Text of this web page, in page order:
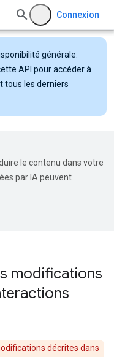
Connexion
générale.
API pour accéder à
tous les derniers
le contenu dans votre
par IA peuvent
modifications
décrites dans